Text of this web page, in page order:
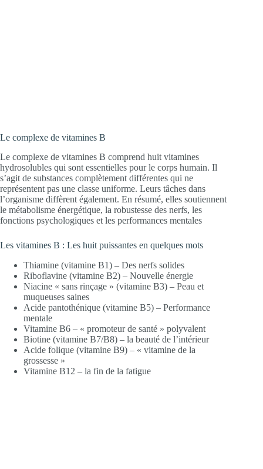
Le complexe de vitamines B
Le complexe de vitamines B comprend huit vitamines
hydrosolubles qui sont essentielles pour le corps humain. Il
s’agit de substances complètement différentes qui ne
représentent pas une classe uniforme. Leurs tâches dans
l’organisme diffèrent également. En résumé, elles soutiennent
le métabolisme énergétique, la robustesse des nerfs, les
fonctions psychologiques et les performances mentales
Les vitamines B : Les huit puissantes en quelques mots
Thiamine (vitamine B1) – Des nerfs solides
Riboflavine (vitamine B2) – Nouvelle énergie
Niacine « sans rinçage » (vitamine B3) – Peau et
muqueuses saines
Acide pantothénique (vitamine B5) – Performance
mentale
Vitamine B6 – « promoteur de santé » polyvalent
Biotine (vitamine B7/B8) – la beauté de l’intérieur
Acide folique (vitamine B9) – « vitamine de la
grossesse »
Vitamine B12 – la fin de la fatigue